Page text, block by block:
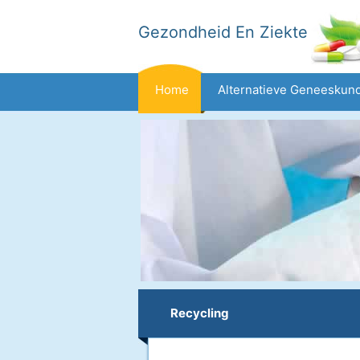
Gezondheid En Ziekte
Home Alternatieve
Recycling